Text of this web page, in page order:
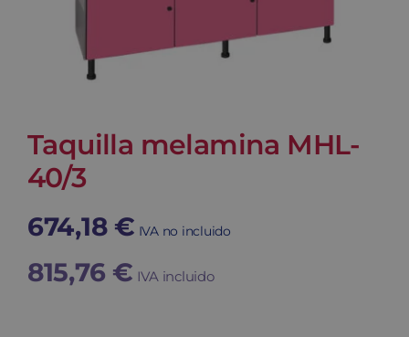
Taquilla melamina MHL-
40/3
674,18 € IVA no incluido
815,76 € IVA incluido